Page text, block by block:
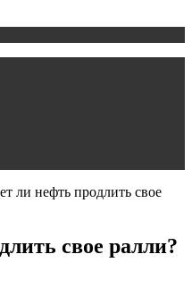
ли нефть продлить свое
свое ралли?